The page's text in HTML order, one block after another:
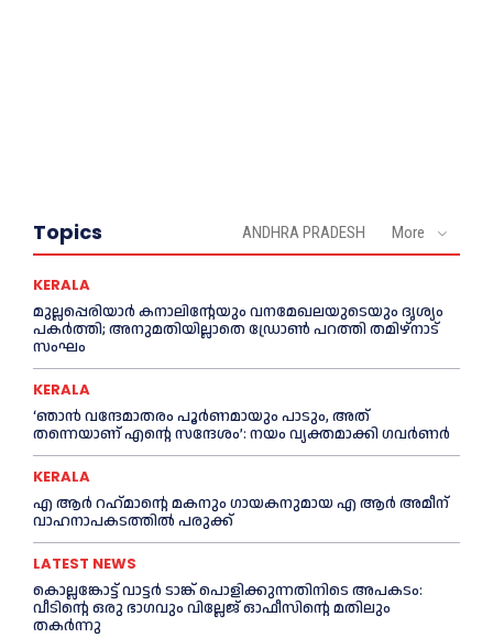
Topics ANDHRA PRADESH More
KERALA
മുല്ലപ്പെരിയാര്‍ കനാലിൻ്റേയും വനമേഖലയുടെയും ദൃശ്യം
പകര്‍ത്തി; അനുമതിയില്ലാതെ ഡ്രോണ്‍ പറത്തി തമിഴ്നാട്
സംഘം
KERALA
‘ഞാൻ വന്ദേമാതരം പൂര്‍ണമായും പാടും, അത്
തന്നെയാണ് എന്റെ സന്ദേശം’: നയം വ്യക്തമാക്കി ഗവര്‍ണര്‍
KERALA
എ ആര്‍ റഹ്‌മാന്റെ മകനും ഗായകനുമായ എ ആര്‍ അമീന്
വാഹനാപകടത്തില്‍ പരുക്ക്
LATEST NEWS
കൊല്ലങ്കോട്ട് വാട്ടര്‍ ടാങ്ക് പൊളിക്കുന്നതിനിടെ അപകടം:
വീടിന്റെ ഒരു ഭാഗവും വില്ലേജ് ഓഫീസിന്റെ മതിലും
തകര്‍ന്നു